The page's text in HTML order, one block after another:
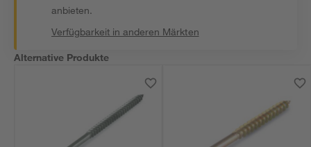
anbieten.
Verfügbarkeit in anderen Märkten
Alternative Produkte